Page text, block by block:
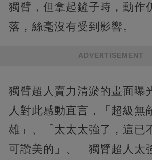
獨臂，但拿起鏟子時，動作
落，絲毫沒有受到影響。
ADVERTISEMENT
獨臂超人賣力清淤的畫面曝
人對此感動直言，「超級無
雄」、「太太太強了，這已
可讚美的」、「獨臂超人太